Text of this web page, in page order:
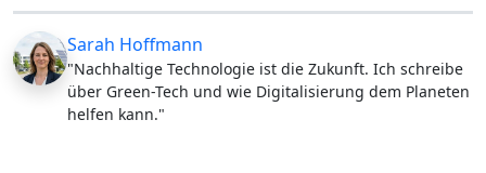
Sarah Hoffmann
"Nachhaltige Technologie ist die Zukunft. Ich schreibe
über Green-Tech und wie Digitalisierung dem Planeten
helfen kann."